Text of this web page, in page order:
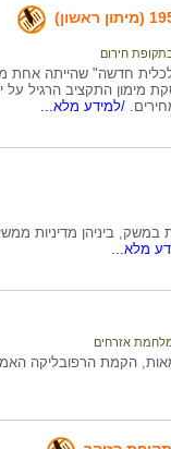
חירום
כלכלית חדשה"
מימון התקציב הרגיל
/למידע מלא...
במשק, ביניהן מדיניות
מלא...
אזרחים
הקמת הרפובליקה